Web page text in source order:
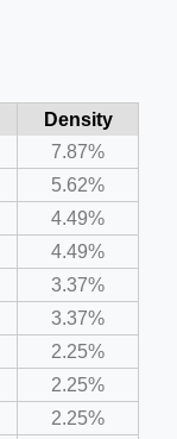
Density
7.87%
5.62%
4.49%
4.49%
3.37%
3.37%
2.25%
2.25%
2.25%